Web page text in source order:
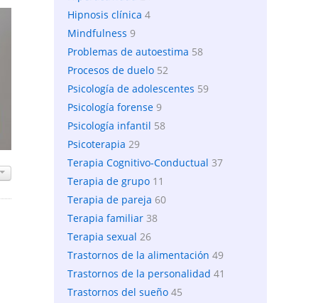
Hipnosis clínica 4
Mindfulness 9
Problemas de autoestima 58
Procesos de duelo 52
Psicología de adolescentes 59
Psicología forense 9
Psicología infantil 58
Psicoterapia 29
Terapia Cognitivo-Conductual 37
Terapia de grupo 11
Terapia de pareja 60
Terapia familiar 38
Terapia sexual 26
Trastornos de la alimentación 49
Trastornos de la personalidad 41
Trastornos del sueño 45